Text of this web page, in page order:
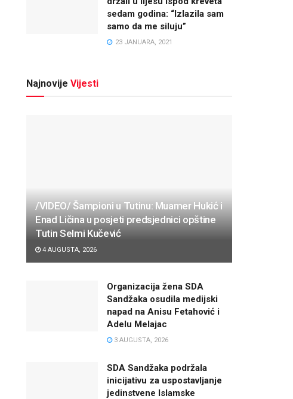
sedam godina: “Izlazila sam
samo da me siluju”
23 JANUARA, 2021
Najnovije Vijesti
/VIDEO/ Šampioni u Tutinu: Muamer Hukić i
Enad Ličina u posjeti predsjednici opštine
Tutin Selmi Kučević
4 AUGUSTA, 2026
Organizacija žena SDA
Sandžaka osudila medijski
napad na Anisu Fetahović i
Adelu Melajac
3 AUGUSTA, 2026
SDA Sandžaka podržala
inicijativu za uspostavljanje
jedinstvene Islamske